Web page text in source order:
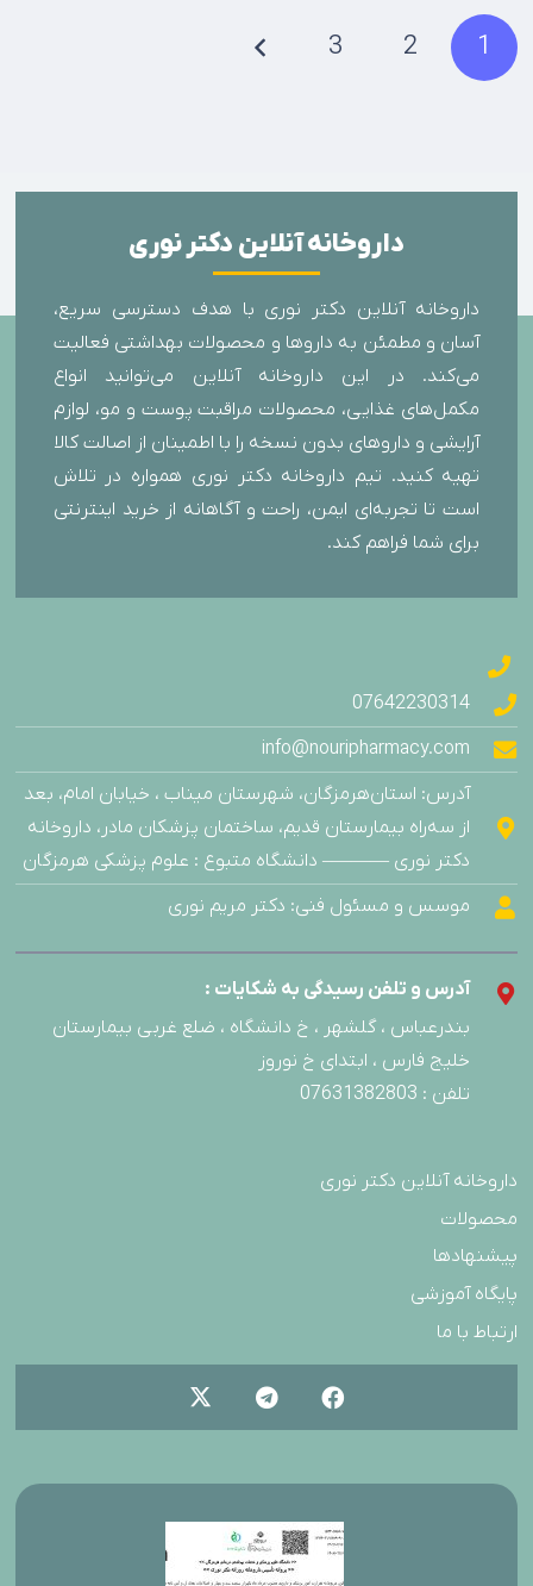
1
2
3
داروخانه آنلاین دکتر نوری
داروخانه آنلاین دکتر نوری با هدف دسترسی سریع،
آسان و مطمئن به داروها و محصولات بهداشتی فعالیت
می‌کند. در این داروخانه آنلاین می‌توانید انواع
مکمل‌های غذایی، محصولات مراقبت پوست و مو، لوازم
آرایشی و داروهای بدون نسخه را با اطمینان از اصالت کالا
تهیه کنید. تیم داروخانه دکتر نوری همواره در تلاش
است تا تجربه‌ای ایمن، راحت و آگاهانه از خرید اینترنتی
برای شما فراهم کند.
07642230314
info@nouripharmacy.com
آدرس: استان‌هرمزگان، شهرستان میناب ، خیابان امام، بعد
از سه‌راه بیمارستان قدیم، ساختمان پزشکان مادر، داروخانه
دکتر نوری ———– دانشگاه متبوع : علوم پزشکی هرمزگان
موسس و مسئول فنی: دکتر مریم نوری
آدرس و تلفن رسیدگی به شکایات :
بندرعباس ، گلشهر ، خ دانشگاه ، ضلع غربی بیمارستان
خلیج فارس ، ابتدای خ نوروز
تلفن : 07631382803
داروخانه آنلاین دکتر نوری
محصولات
پیشنهادها
پایگاه آموزشی
ارتباط با ما